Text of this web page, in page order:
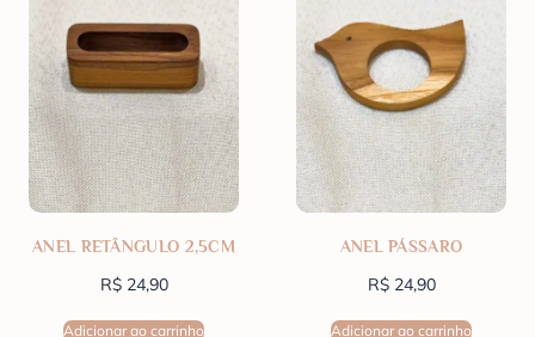
ANEL RETÂNGULO 2,5CM
R$24,90
Adicionar ao carrinho
ANEL PÁSSARO
R$24,90
Adicionar ao carrinho